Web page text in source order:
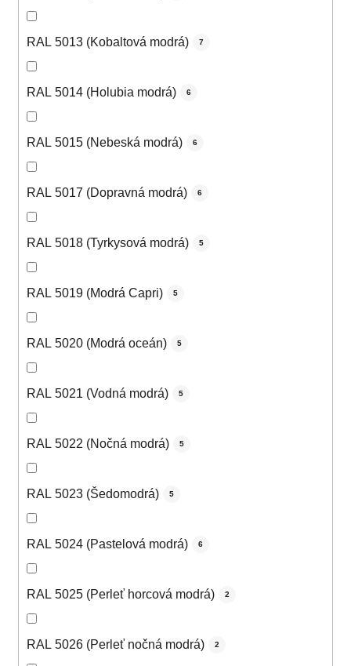
RAL 5013 (Kobaltová modrá) 7
RAL 5014 (Holubia modrá) 6
RAL 5015 (Nebeská modrá) 6
RAL 5017 (Dopravná modrá) 6
RAL 5018 (Tyrkysová modrá) 5
RAL 5019 (Modrá Capri) 5
RAL 5020 (Modrá oceán) 5
RAL 5021 (Vodná modrá) 5
RAL 5022 (Nočná modrá) 5
RAL 5023 (Šedomodrá) 5
RAL 5024 (Pastelová modrá) 6
RAL 5025 (Perleť horcová modrá) 2
RAL 5026 (Perleť nočná modrá) 2